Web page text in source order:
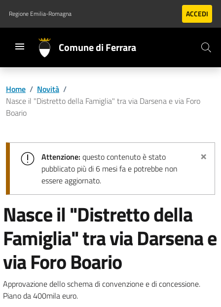
Vai al contenuto principale
Vai al footer
Regione Emilia-Romagna ACCEDI
Comune di Ferrara
Home / Novità /
Nasce il "Distretto della Famiglia" tra via Darsena e via Foro
Boario
Attenzione: questo contenuto è stato
pubblicato più di 6 mesi fa e potrebbe non
essere aggiornato.
×
Nasce il "Distretto della
Famiglia" tra via Darsena e
via Foro Boario
Approvazione dello schema di convenzione e di concessione.
Piano da 400mila euro.